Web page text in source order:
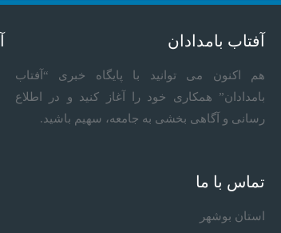
آفتاب بامدادان
هم اکنون می توانید با پایگاه خبری “آفتاب
بامدادان” همکاری خود را آغاز کنید و در اطلاع
رسانی و آگاهی بخشی به جامعه، سهیم باشید.
تماس با ما
استان بوشهر